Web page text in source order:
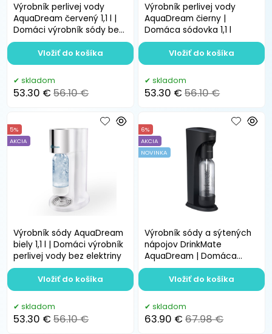
Výrobník perlivej vody
AquaDream červený 1,1 l |
Domáci výrobník sódy bez
elektriny
skladom
53.30 € 56.10 €
Vložiť do košíka
Výrobník perlivej vody
AquaDream čierny |
Domáca sódovka 1,1 l
skladom
53.30 € 56.10 €
Vložiť do košíka
Výrobník sódy AquaDream
biely 1,1 l | Domáci výrobník
perlivej vody bez elektriny
5%
AKCIA
skladom
53.30 € 56.10 €
Vložiť do košíka
Výrobník sódy a sýtených
nápojov DrinkMate
AquaDream | Domáca
sódovka 1,1 l
6%
AKCIA
NOVINKA
skladom
63.90 € 67.98 €
Vložiť do košíka